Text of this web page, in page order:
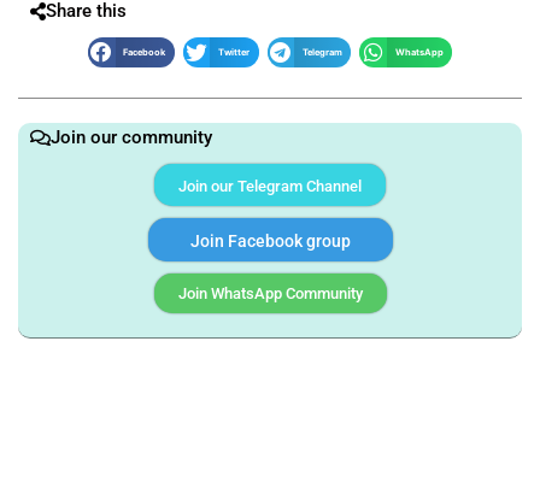
Share this
Facebook Twitter Telegram WhatsApp
Join our community
Join our Telegram Channel
Join Facebook group
Join WhatsApp Community